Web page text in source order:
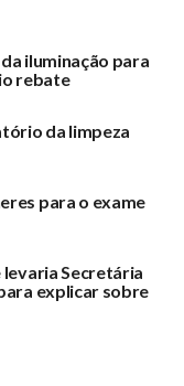
iluminação para
rebate
da limpeza
para o exame
Secretária
explicar sobre